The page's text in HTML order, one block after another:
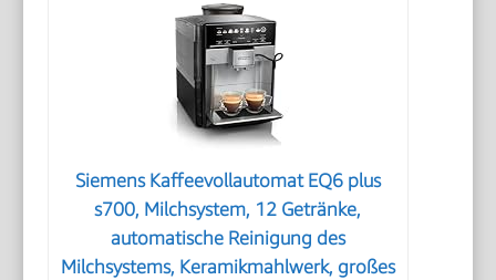
Siemens Kaffeevollautomat EQ6 plus
s700, Milchsystem, 12 Getränke,
automatische Reinigung des
Milchsystems, Keramikmahlwerk, großes